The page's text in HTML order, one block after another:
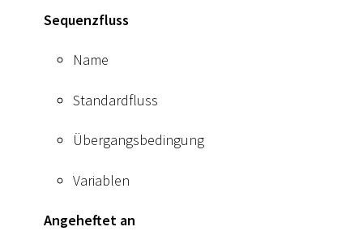
Sequenzfluss
Name
Standardfluss
Übergangsbedingung
Variablen
Angeheftet an